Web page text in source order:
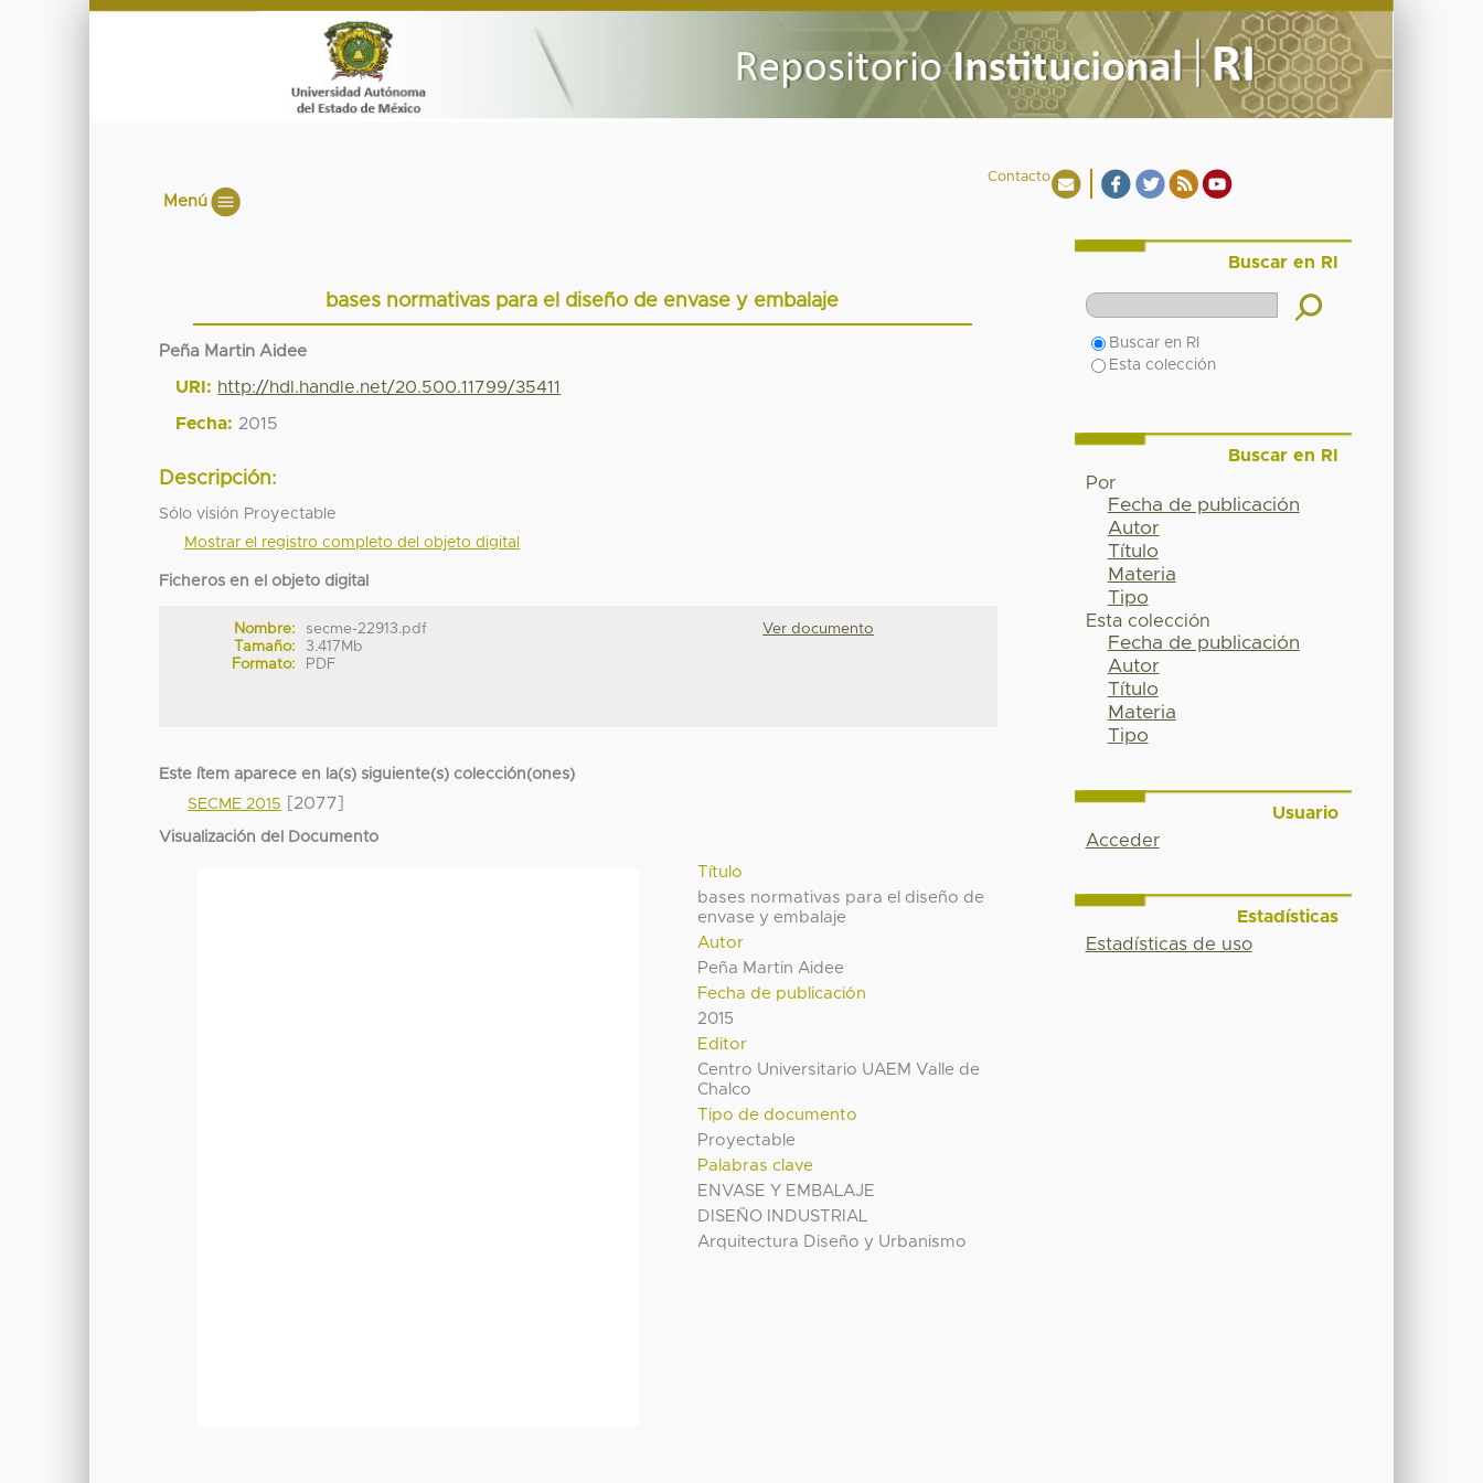
Contacto
Menú
bases normativas para el diseño de envase y embalaje
Peña Martin Aidee
URI: http://hdl.handle.net/20.500.11799/35411
Fecha: 2015
Descripción:
Sólo visión Proyectable
Mostrar el registro completo del objeto digital
Ficheros en el objeto digital
Nombre:
secme-22913.pdf
Tamaño:
3.417Mb
Formato:
PDF
Ver documento
Este ítem aparece en la(s) siguiente(s) colección(ones)
SECME 2015
[2077]
Visualización del Documento
Título
bases normativas para el diseño de
envase y embalaje
Autor
Peña Martin Aidee
Fecha de publicación
2015
Editor
Centro Universitario UAEM Valle de
Chalco
Tipo de documento
Proyectable
Palabras clave
ENVASE Y EMBALAJE
DISEÑO INDUSTRIAL
Arquitectura Diseño y Urbanismo
Buscar en RI
Buscar en RI
Esta colección
Buscar en RI
Por
Fecha de publicación
Autor
Título
Materia
Tipo
Esta colección
Fecha de publicación
Autor
Título
Materia
Tipo
Usuario
Acceder
Estadísticas
Estadísticas de uso